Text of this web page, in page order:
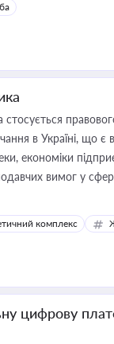
стосується
в Україні, що
економіки
вимог у
комплекс
цифрову